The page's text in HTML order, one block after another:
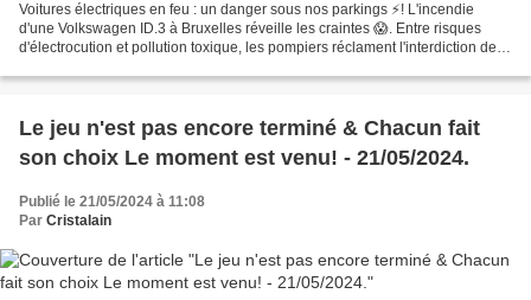
Voitures électriques en feu : un danger sous nos parkings ⚡️! L'incendie
d'une Volkswagen ID.3 à Bruxelles réveille les craintes 😱. Entre risques
d'électrocution et pollution toxique, les pompiers réclament l'interdiction de
Le jeu n'est pas encore terminé & Chacun fait
son choix Le moment est venu! - 21/05/2024.
Publié le 21/05/2024 à 11:08
Par Cristalain